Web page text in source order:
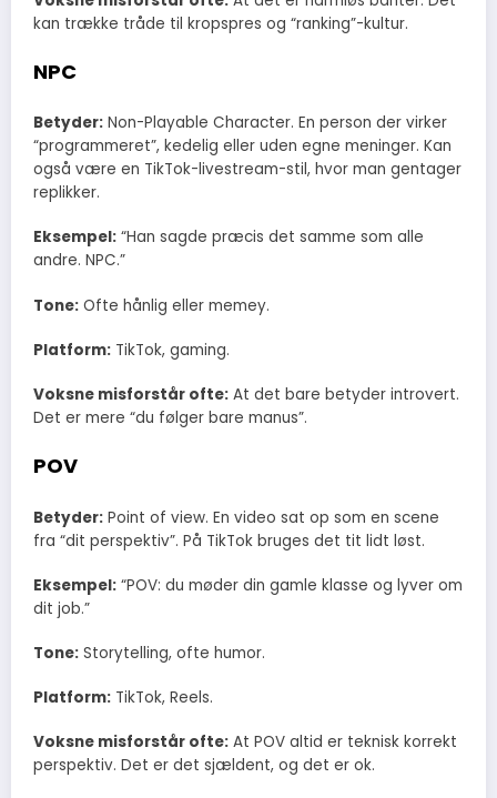
kan trække tråde til kropspres og “ranking”-kultur.
NPC
Betyder: Non-Playable Character. En person der virker
“programmeret”, kedelig eller uden egne meninger. Kan
også være en TikTok-livestream-stil, hvor man gentager
replikker.
Eksempel: “Han sagde præcis det samme som alle
andre. NPC.”
Tone: Ofte hånlig eller memey.
Platform: TikTok, gaming.
Voksne misforstår ofte: At det bare betyder introvert.
Det er mere “du følger bare manus”.
POV
Betyder: Point of view. En video sat op som en scene
fra “dit perspektiv”. På TikTok bruges det tit lidt løst.
Eksempel: “POV: du møder din gamle klasse og lyver om
dit job.”
Tone: Storytelling, ofte humor.
Platform: TikTok, Reels.
Voksne misforstår ofte: At POV altid er teknisk korrekt
perspektiv. Det er det sjældent, og det er ok.